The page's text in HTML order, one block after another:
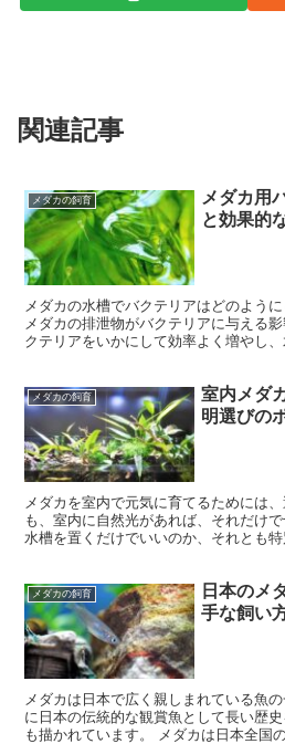
関連記事
メダカの飼育
メダカ用
と効果的
メダカの水槽でバクテリアはどのよう
メダカの排泄物がバクテリアに与える
クテリアをいかにして効率よく増やし
メダカの飼育
室内メダ
明選びの
メダカを室内で元気に育てるためには
も、室内に自然光があれば、それだけ
水槽を置くだけでいいのか、それとも
メダカの飼育
日本のメ
手な飼い
メダカは日本で広く親しまれている魚
に日本の伝統的な観賞魚として長い歴
も描かれています。 メダカは日本全国